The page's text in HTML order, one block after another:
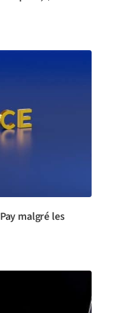
malgré les